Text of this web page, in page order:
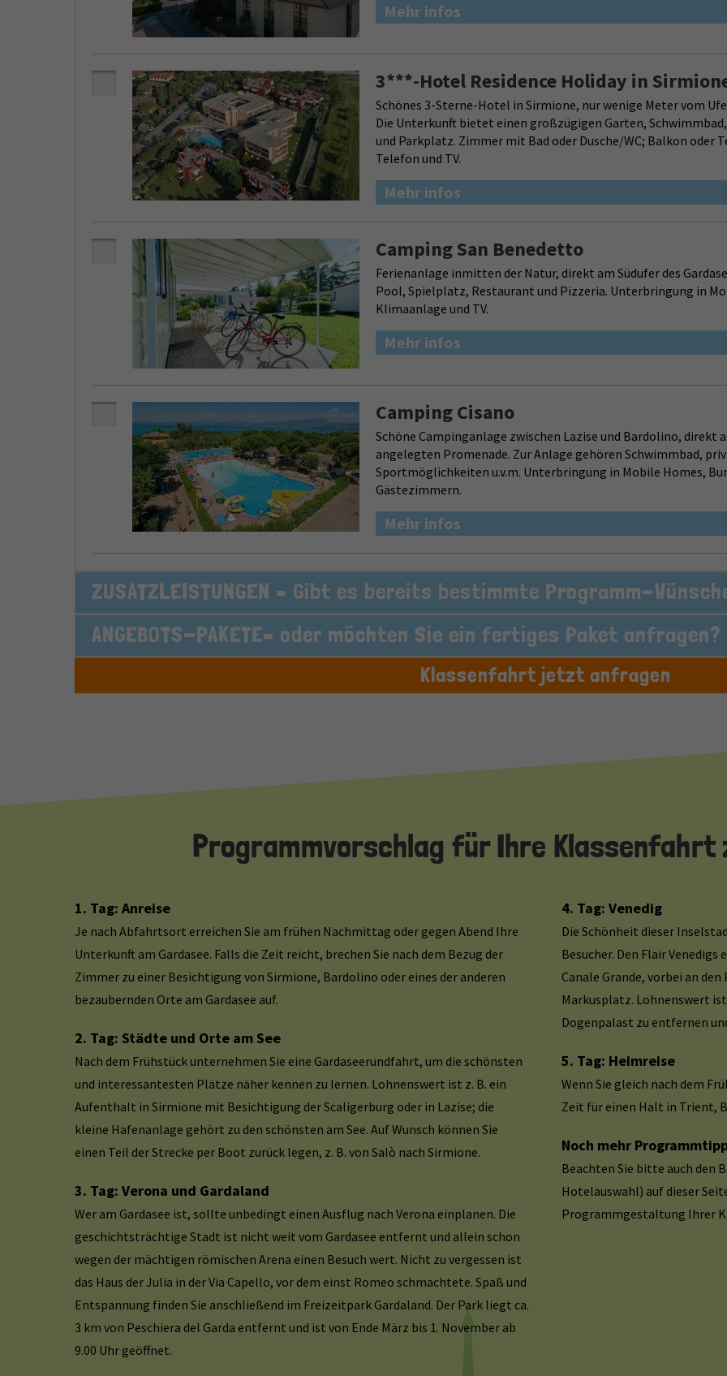
Mehr infos
3***-Hotel Residence Holiday in
Schönes 3-Sterne-Hotel in Sirmione, nur wenige Meter vom
Die Unterkunft bietet einen großzügigen Garten,
und Parkplatz. Zimmer mit Bad oder Dusche/WC; Balkon oder
Telefon und TV.
Mehr infos
Camping San Benedetto
Ferienanlage inmitten der Natur, direkt am Südufer des
Pool, Spielplatz, Restaurant und Pizzeria. Unterbringung in
Klimaanlage und TV.
Mehr infos
Camping Cisano
Schöne Campinganlage zwischen Lazise und Bardolino, direkt
angelegten Promenade. Zur Anlage gehören Schwimmbad,
Sportmöglichkeiten u.v.m. Unterbringung in Mobile Homes,
Gästezimmern.
Mehr infos
ZUSATZLEISTUNGEN – Gibt es bereits bestimmte Programm-
ANGEBOTS-PAKETE– oder möchten Sie ein fertiges Paket anfragen?
Klassenfahrt jetzt anfragen
Programmvorschlag für Ihre Klassenfahrt
1. Tag: Anreise
Je nach Abfahrtsort erreichen Sie am frühen Nachmittag oder gegen Abend Ihre
Unterkunft am Gardasee. Falls die Zeit reicht, brechen Sie nach dem Bezug der
Zimmer zu einer Besichtigung von Sirmione, Bardolino oder eines der anderen
bezaubernden Orte am Gardasee auf.
2. Tag: Städte und Orte am See
Nach dem Frühstück unternehmen Sie eine Gardaseerundfahrt, um die schönsten
und interessantesten Plätze näher kennen zu lernen. Lohnenswert ist z. B. ein
Aufenthalt in Sirmione mit Besichtigung der Scaligerburg oder in Lazise; die
kleine Hafenanlage gehört zu den schönsten am See. Auf Wunsch können Sie
einen Teil der Strecke per Boot zurück legen, z. B. von Salò nach Sirmione.
3. Tag: Verona und Gardaland
Wer am Gardasee ist, sollte unbedingt einen Ausflug nach Verona einplanen. Die
geschichtsträchtige Stadt ist nicht weit vom Gardasee entfernt und allein schon
wegen der mächtigen römischen Arena einen Besuch wert. Nicht zu vergessen ist
das Haus der Julia in der Via Capello, vor dem einst Romeo schmachtete. Spaß und
Entspannung finden Sie anschließend im Freizeitpark Gardaland. Der Park liegt ca.
3 km von Peschiera del Garda entfernt und ist von Ende März bis 1. November ab
9.00 Uhr geöffnet.
4. Tag: Venedig
Die Schönheit dieser
Besucher. Den Flair
Canale Grande, vorbei an
Markusplatz. Lohnenswert
Dogenpalast zu entfernen
5. Tag: Heimreise
Wenn Sie gleich nach dem
Zeit für einen Halt in Trient,
Noch mehr
Beachten Sie bitte auch den
Hotelauswahl) auf dieser
Programmgestaltung Ihrer